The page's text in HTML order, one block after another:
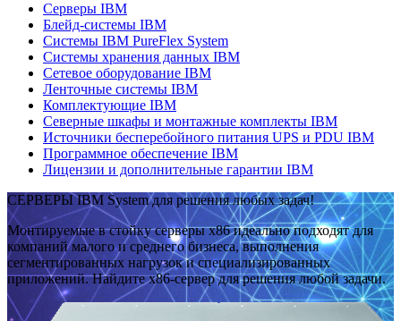
Серверы IBM
Блейд-системы IBM
Системы IBM PureFlex System
Системы хранения данных IBM
Сетевое оборудование IBM
Ленточные системы IBM
Комплектующие IBM
Северные шкафы и монтажные комплекты IBM
Источники бесперебойного питания UPS и PDU IBM
Программное обеспечение IBM
Лицензии и дополнительные гарантии IBM
СЕРВЕРЫ IBM System для решения любых задач!
Монтируемые в стойку серверы x86 идеально подходят для
компаний малого и среднего бизнеса, выполнения
сегментированных нагрузок и специализированных
приложений. Найдите x86-сервер для решения любой задачи.